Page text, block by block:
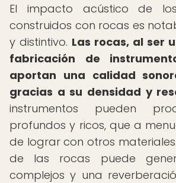
El impacto acústico de
construidos con rocas es
y distintivo. Las rocas, al ser
fabricación de
aportan una calidad
gracias a su densidad y
instrumentos pueden
profundos y ricos, que a
de lograr con otros
de las rocas puede
complejos y una